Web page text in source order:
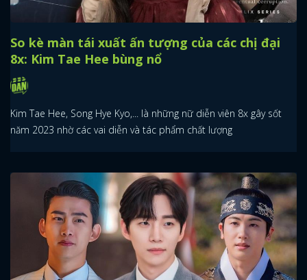
So kè màn tái xuất ấn tượng của các chị đại
8x: Kim Tae Hee bùng nổ
Kim Tae Hee, Song Hye Kyo,... là những nữ diễn viên 8x gây sốt
năm 2023 nhờ các vai diễn và tác phẩm chất lượng